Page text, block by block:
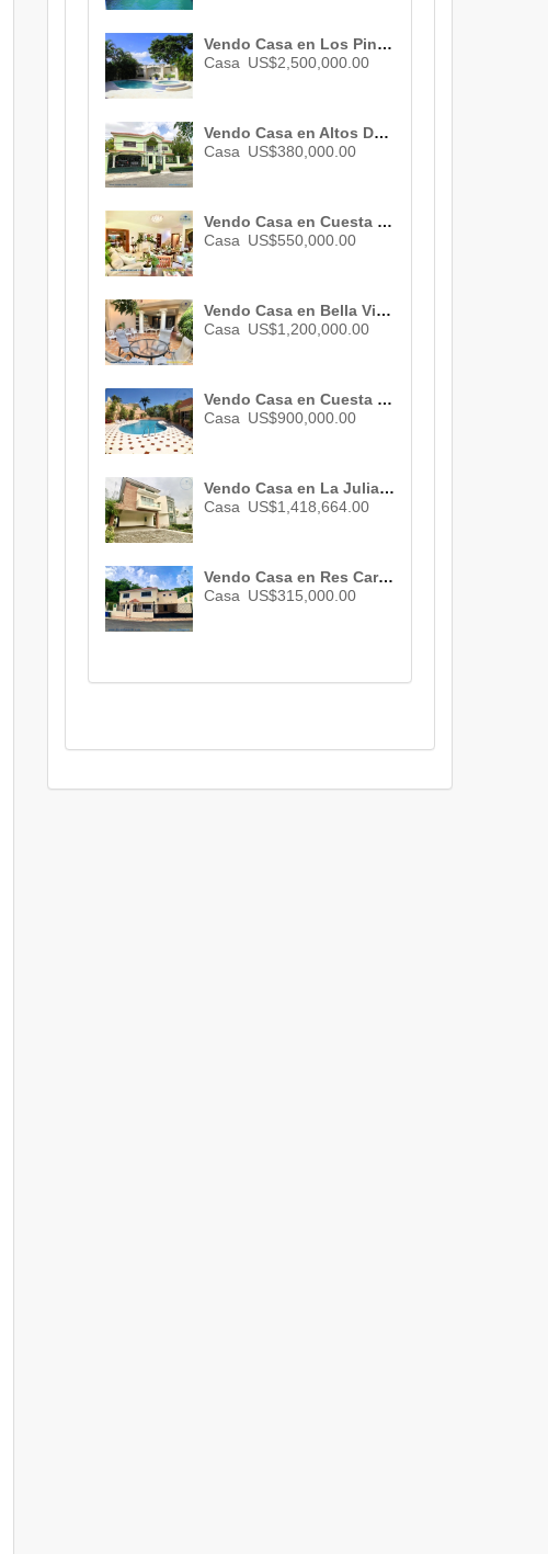
Vendo Casa en Los Pinos De Arroyo Hondo , Santo Domingo, ID 1375
Casa US$2,500,000.00
Vendo Casa en Altos De Arroyo Hondo Iii , Santo Domingo, ID 891
Casa US$380,000.00
Vendo Casa en Cuesta Hermosa Iii , Santo Domingo , 3 habs. , 3 baños , 04 parqueos , ID 2709
Casa US$550,000.00
Vendo Casa en Bella Vista , Santo Domingo , ID 566
Casa US$1,200,000.00
Vendo Casa en Cuesta Hermosa Iii , Santo Domingo , 5 habs. , 5 baños , 8 parqueos , ID 1949
Casa US$900,000.00
Vendo Casa en La Julia , Santo Domingo , 4 habs. , 4 baños , 8 parqueos , ID 2859
Casa US$1,418,664.00
Vendo Casa en Res Carmen Maria , Santo Domingo , Excelente y Funcional casa en Venta en Altos de Arroyo Hondo III ID 2732
Casa US$315,000.00